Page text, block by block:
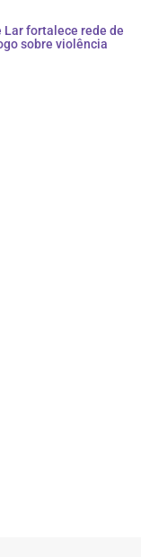
Lar fortalece rede de
sobre violência